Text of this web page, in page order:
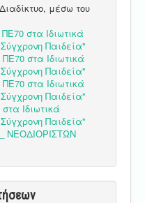
μέσω του
στα Ιδιωτικά
Παιδεία"
στα Ιδιωτικά
Παιδεία"
στα Ιδιωτικά
Παιδεία"
Ιδιωτικά
Παιδεία"
ΝΕΟΔΙΟΡΙΣΤΩΝ